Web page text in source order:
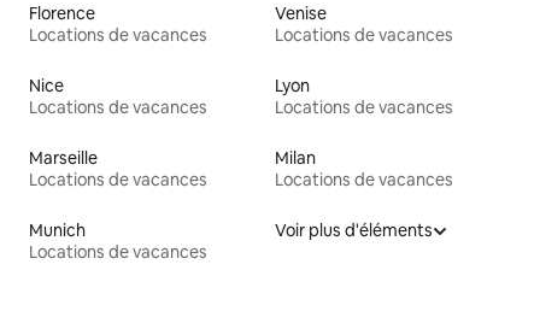
Florence
Locations de vacances
Venise
Locations de vacances
Nice
Locations de vacances
Lyon
Locations de vacances
Marseille
Locations de vacances
Milan
Locations de vacances
Munich
Locations de vacances
Voir plus d'éléments